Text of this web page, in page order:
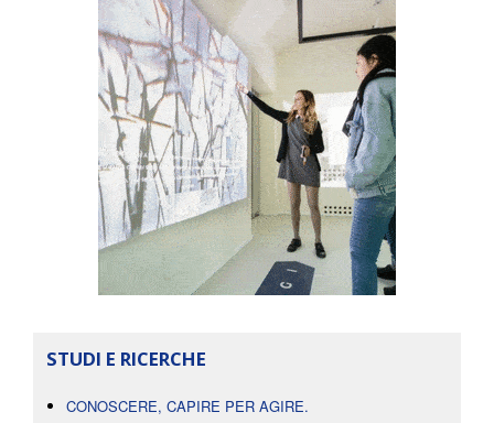
STUDI E RICERCHE
CONOSCERE, CAPIRE PER AGIRE.